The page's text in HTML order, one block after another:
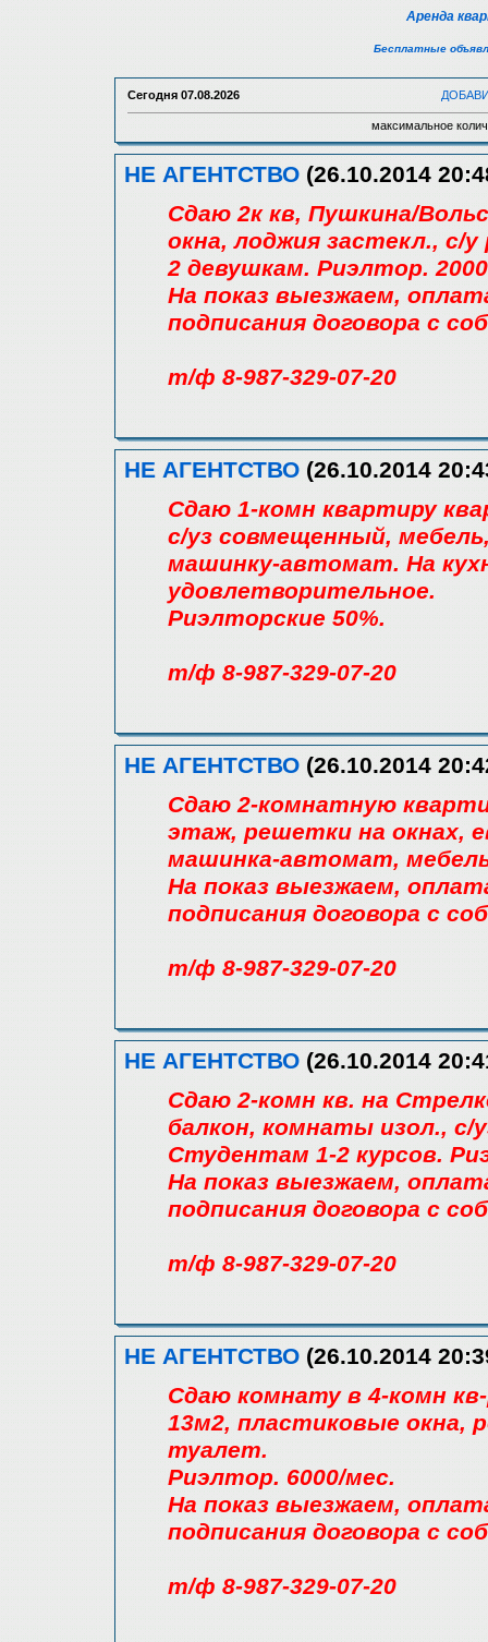
Аренда
Бесплатные
Сегодня 07.08.2026
максимальное
НЕ АГЕНТСТВО (26.10.2014
Сдаю 2к кв, Пушкина/
окна, лоджия застекл., с/
2 девушкам. Риэлтор.
На показ выезжаем,
подписания договора с
т/ф 8-987-329-07-20
НЕ АГЕНТСТВО (26.10.2014
Сдаю 1-комн квартиру
с/уз совмещенный,
машинку-автомат. На
удовлетворительное.
Риэлторские 50%.
т/ф 8-987-329-07-20
НЕ АГЕНТСТВО (26.10.2014
Сдаю 2-комнатную
этаж, решетки на окнах,
машинка-автомат,
На показ выезжаем,
подписания договора с
т/ф 8-987-329-07-20
НЕ АГЕНТСТВО (26.10.2014
Сдаю 2-комн кв. на
балкон, комнаты изол., с/
Студентам 1-2 курсов.
На показ выезжаем,
подписания договора с
т/ф 8-987-329-07-20
НЕ АГЕНТСТВО (26.10.2014
Сдаю комнату в 4-комн
13м2, пластиковые окна,
туалет.
Риэлтор. 6000/мес.
На показ выезжаем,
подписания договора с
т/ф 8-987-329-07-20